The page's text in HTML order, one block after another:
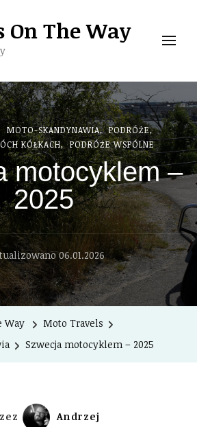
The Way
MOTO-SKANDYNAWIA
PODRÓŻE
KÓŁKACH
PODRÓŻE WSPÓLNE
motocyklem –
2025
06.01.2026
Way
Moto Travels
Szwecja motocyklem – 2025
Andrzej